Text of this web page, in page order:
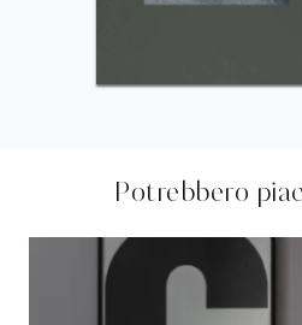
Potrebbero